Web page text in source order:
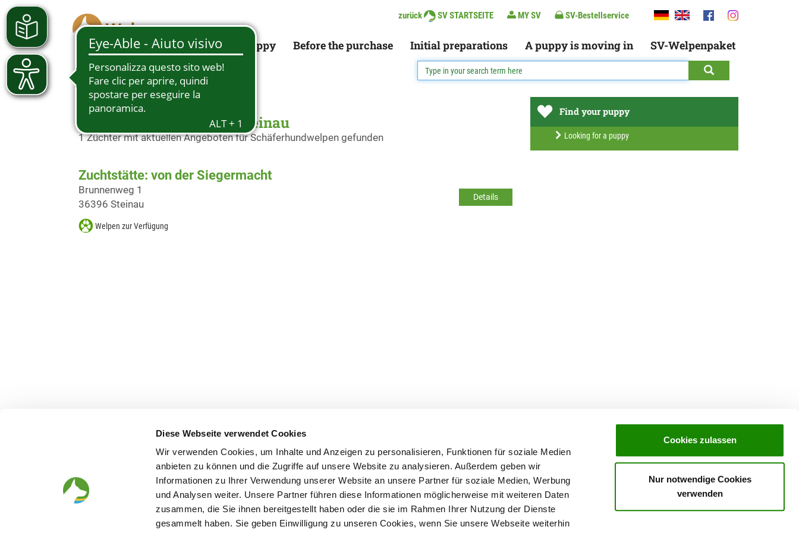
Diese Webseite verwendet Cookies
Wir verwenden Cookies, um Inhalte und Anzeigen zu personalisieren, Funktionen für soziale Medien
anbieten zu können und die Zugriffe auf unsere Website zu analysieren. Außerdem geben wir
Informationen zu Ihrer Verwendung unserer Website an unsere Partner für soziale Medien, Werbung
und Analysen weiter. Unsere Partner führen diese Informationen möglicherweise mit weiteren Daten
zusammen, die Sie ihnen bereitgestellt haben oder die sie im Rahmen Ihrer Nutzung der Dienste
gesammelt haben. Sie geben Einwilligung zu unseren Cookies, wenn Sie unsere Webseite weiterhin
Cookies zulassen
Nur notwendige Cookies
verwenden
zurück SV STARTSEITE MY SV SV-Bestellservice
Looking for a puppy Before the purchase Initial preparations A puppy is moving in SV-Welpenpaket
Schäferhundwelpen in Steinau
1 Züchter mit aktuellen Angeboten für Schäferhundwelpen gefunden
Zuchtstätte: von der Siegermacht
Details
Brunnenweg 1
36396 Steinau
Welpen zur Verfügung
Find your puppy
Looking for a puppy
Looking for a puppy Before the purchase Initial preparations A puppy is moving in SV-Welpenpaket